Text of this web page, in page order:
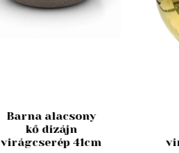
Barna alacsony
kő dizájn
virágcserép 41cm